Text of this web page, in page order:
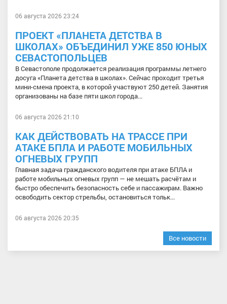
06 августа 2026 23:24
ПРОЕКТ «ПЛАНЕТА ДЕТСТВА В
ШКОЛАХ» ОБЪЕДИНИЛ УЖЕ 850 ЮНЫХ
СЕВАСТОПОЛЬЦЕВ
В Севастополе продолжается реализация программы летнего
досуга «Планета детства в школах». Сейчас проходит третья
мини-смена проекта, в которой участвуют 250 детей. Занятия
организованы на базе пяти школ города...
06 августа 2026 21:10
КАК ДЕЙСТВОВАТЬ НА ТРАССЕ ПРИ
АТАКЕ БПЛА И РАБОТЕ МОБИЛЬНЫХ
ОГНЕВЫХ ГРУПП
Главная задача гражданского водителя при атаке БПЛА и
работе мобильных огневых групп — не мешать расчётам и
быстро обеспечить безопасность себе и пассажирам. Важно
освободить сектор стрельбы, остановиться тольк...
06 августа 2026 20:35
Все новости